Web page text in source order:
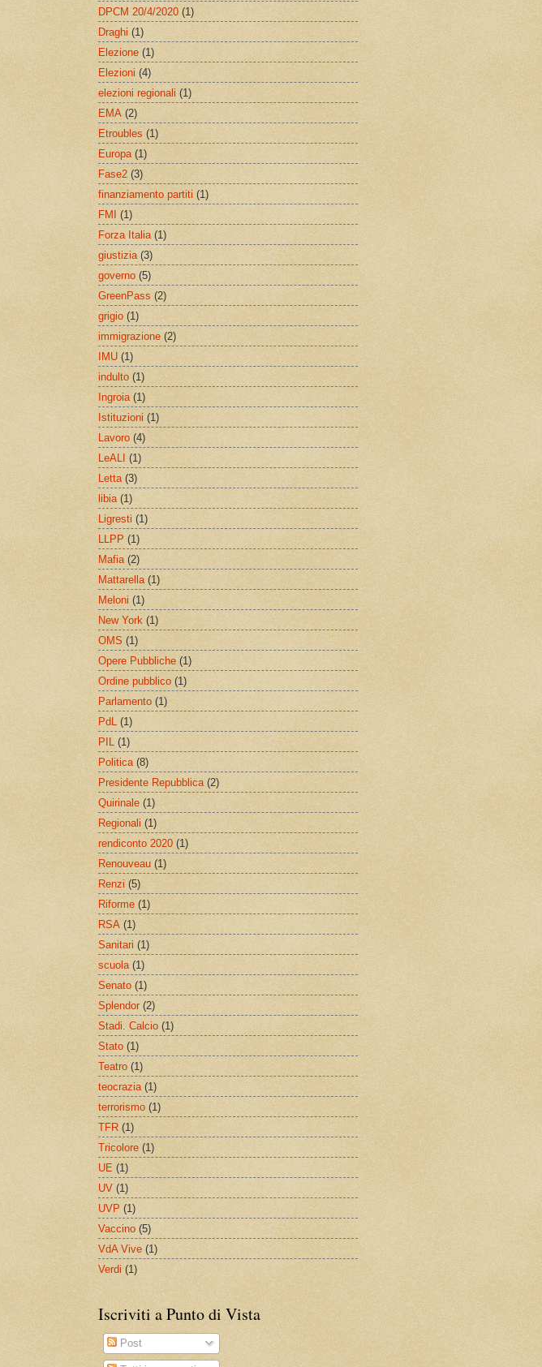
DPCM 20/4/2020 (1)
Draghi (1)
Elezione (1)
Elezioni (4)
elezioni regionali (1)
EMA (2)
Etroubles (1)
Europa (1)
Fase2 (3)
finanziamento partiti (1)
FMI (1)
Forza Italia (1)
giustizia (3)
governo (5)
GreenPass (2)
grigio (1)
immigrazione (2)
IMU (1)
indulto (1)
Ingroia (1)
Istituzioni (1)
Lavoro (4)
LeALI (1)
Letta (3)
libia (1)
Ligresti (1)
LLPP (1)
Mafia (2)
Mattarella (1)
Meloni (1)
New York (1)
OMS (1)
Opere Pubbliche (1)
Ordine pubblico (1)
Parlamento (1)
PdL (1)
PIL (1)
Politica (8)
Presidente Repubblica (2)
Quirinale (1)
Regionali (1)
rendiconto 2020 (1)
Renouveau (1)
Renzi (5)
Riforme (1)
RSA (1)
Sanitari (1)
scuola (1)
Senato (1)
Splendor (2)
Stadi. Calcio (1)
Stato (1)
Teatro (1)
teocrazia (1)
terrorismo (1)
TFR (1)
Tricolore (1)
UE (1)
UV (1)
UVP (1)
Vaccino (5)
VdA Vive (1)
Verdi (1)
Iscriviti a Punto di Vista
Post